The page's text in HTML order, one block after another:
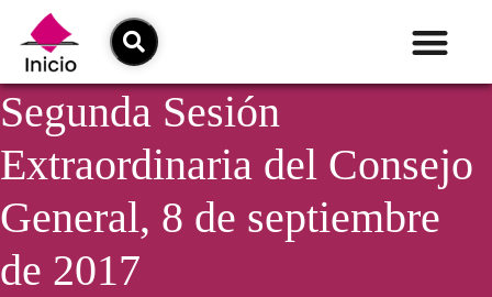
Segunda Sesión
Extraordinaria del Consejo
General, 8 de septiembre
de 2017